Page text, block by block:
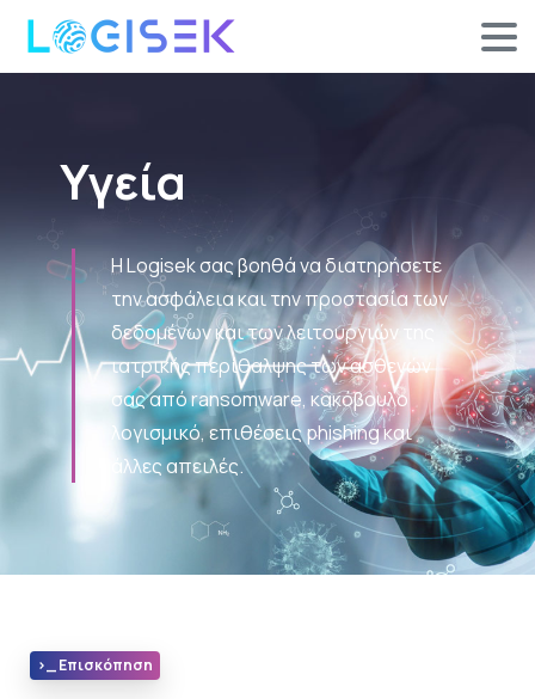
Υγεία
Η Logisek σας βοηθά να διατηρήσετε
την ασφάλεια και την προστασία των
δεδομένων και των λειτουργιών της
ιατρικής περίθαλψης των ασθενών
σας από ransomware, κακόβουλο
λογισμικό, επιθέσεις phishing και
άλλες απειλές.
>_ Επισκόπηση